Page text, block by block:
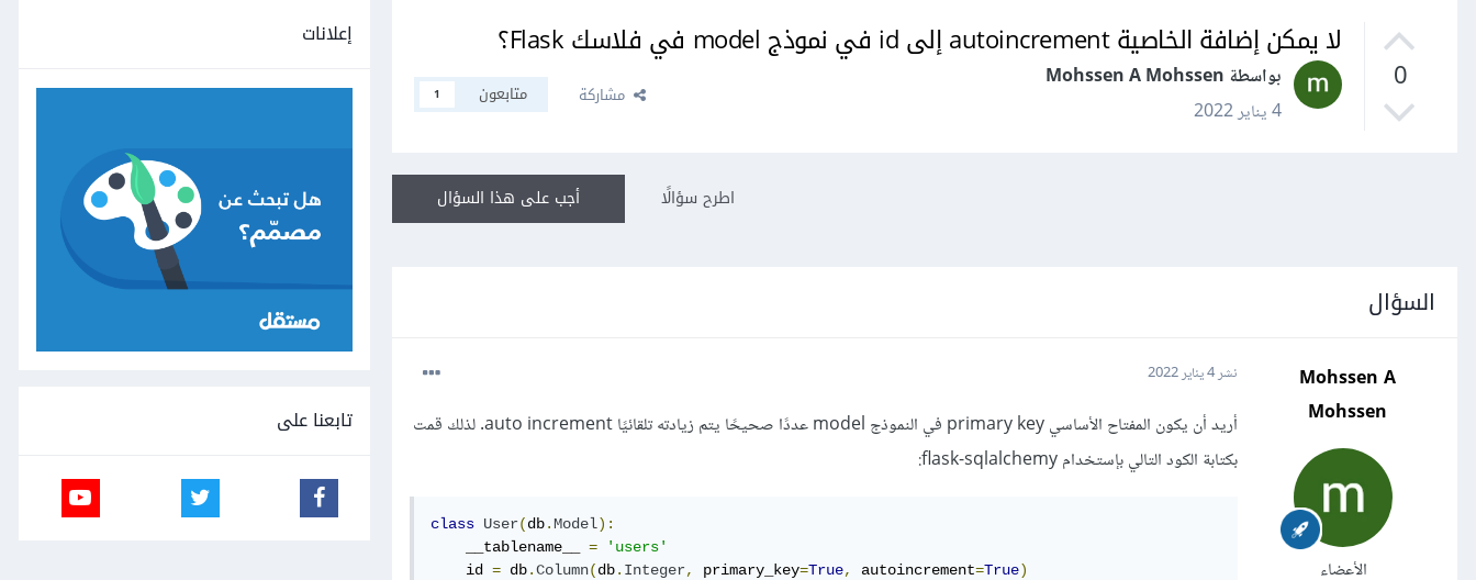
0
لا يمكن إضافة الخاصية autoincrement إلى id في نموذج model في فلاسك Flask؟
بواسطة Mohssen A Mohssen
4 يناير 2022
مشاركة متابعون 1
أجب على هذا السؤال اطرح سؤالًا
السؤال
Mohssen A
Mohssen
الأعضاء
نشر4 يناير 2022
أريد أن يكون المفتاح الأساسي primary key في النموذج model عددًا صحيحًا يتم زيادته تلقائيًا auto increment. لذلك قمت
بكتابة الكود التالي بإستخدام flask-sqlalchemy:
class User(db.Model):
    __tablename__
=
'users'
    id
= db.Column(db. Integer, primary_key=True, autoincrement=True)
إعلانات
تابعنا على